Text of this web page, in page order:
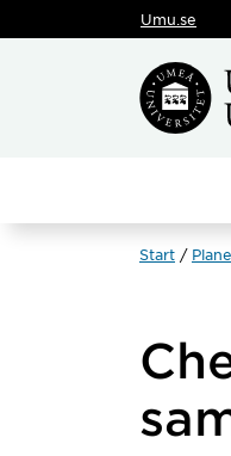
Hoppa
Umu.se
Start